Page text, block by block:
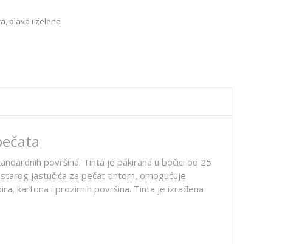
plava i zelena
površina. Tinta je pakirana u bočici od 25
jastučića za pečat tintom, omogućuje
kartona i prozirnih površina. Tinta je izrađena